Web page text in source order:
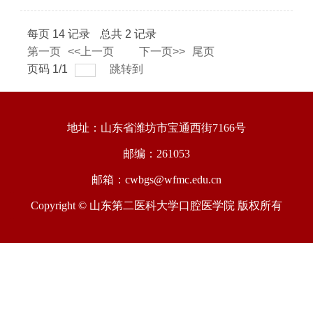
每页 14记录 总共 2 记录
第一页 <<上一页 下一页>>
尾页
页码 1/1 跳转到
地址：山东省潍坊市宝通西街7166号
邮编：261053
邮箱：cwbgs@wfmc.edu.cn
Copyright © 山东第二医科大学口腔医学院 版权所有